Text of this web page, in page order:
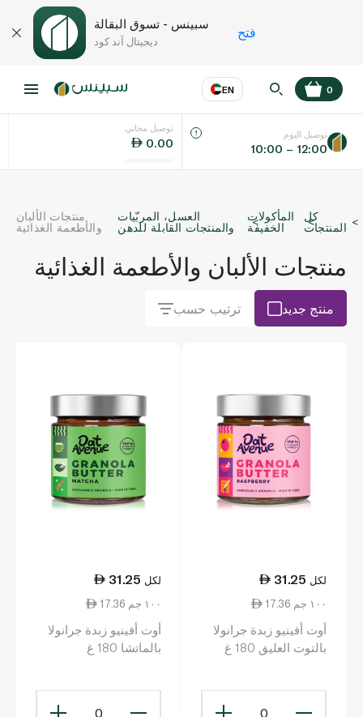
سبينس - تسوق البقالة
ديجيتال آند كود
فتح
EN
اللغة عر
KSA
0
توصيل مجاني
0.00
توصيل اليوم
10:00 – 12:00
كل
المنتجات
المأكولات
الخفيفة
العسل، المربّيات
والمنتجات القابلة للدهن
منتجات الألبان
والأطعمة الغذائية
منتجات الألبان والأطعمة الغذائية
منتج جديد ترتيب حسب
31.25 لكل
17.36 ١٠٠ جم
أوت أفينيو زبدة جرانولا
بالتوت العليق 180 غ
0
31.25 لكل
17.36 ١٠٠ جم
أوت أفينيو زبدة جرانولا
بالماتشا 180 غ
0